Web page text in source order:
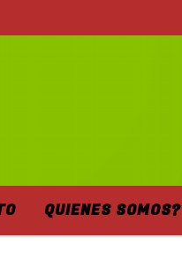
QUIENES SOMOS?